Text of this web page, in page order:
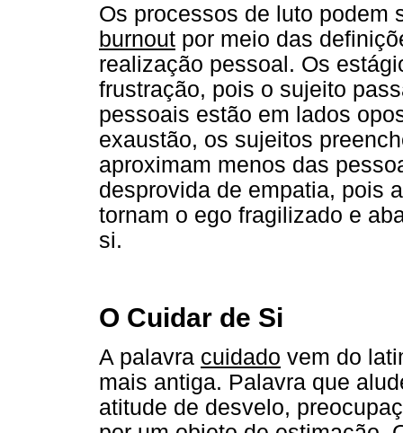
Os processos de luto podem
burnout por meio das
realização pessoal. Os
frustração, pois o sujeito
pessoais estão em lados
exaustão, os sujeitos
aproximam menos das
desprovida de empatia, pois
tornam o ego fragilizado e
si.
O Cuidar de Si
A palavra cuidado vem do
mais antiga. Palavra que
atitude de desvelo,